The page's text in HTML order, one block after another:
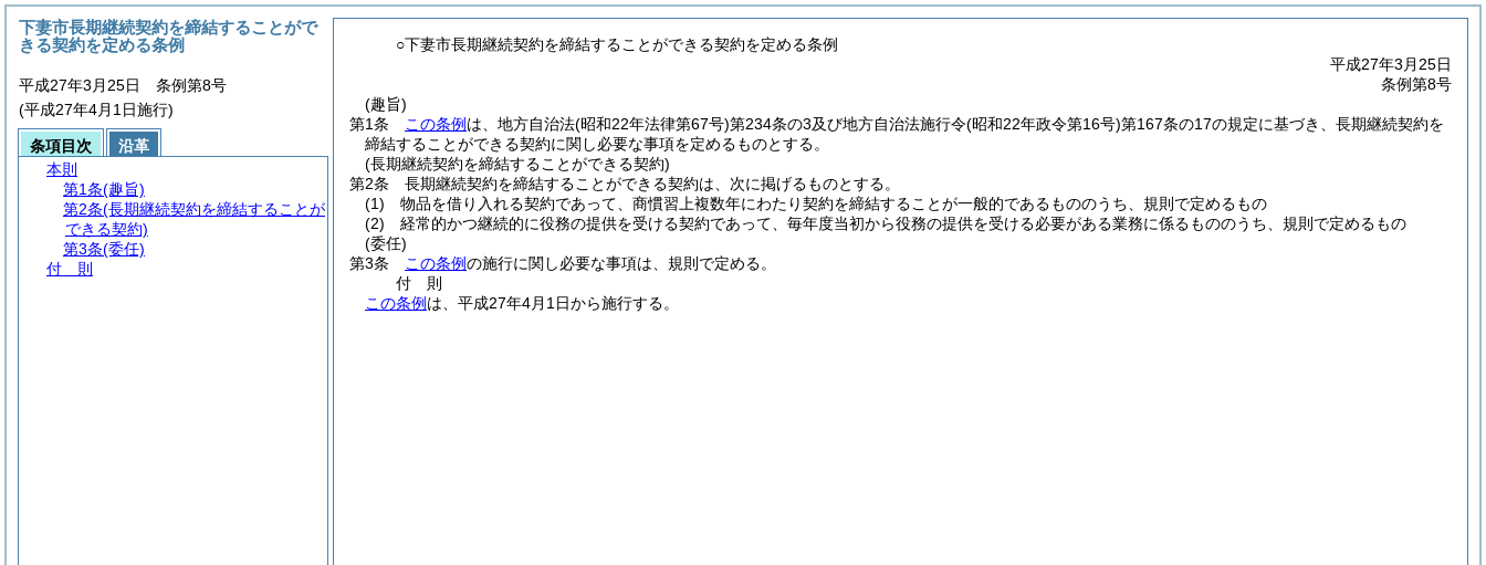
○下妻市長期継続契約を締結することができる契約を定める条例
平成27年3月25日
条例第8号
(趣旨)
第1条
この条例 は、地方自治法(昭和22年法律第67号)第234条の3及び地方自治法施行令(昭和22年政令第16号)第167条の17の規定に基づき、長期継続契約を
締結することができる契約に関し必要な事項を定めるものとする。
(長期継続契約を締結することができる契約)
第2条
長期継続契約を締結することができる契約は、次に掲げるものとする。
(1)
物品を借り入れる契約であって、商慣習上複数年にわたり契約を締結することが一般的であるもののうち、規則で定めるもの
(2)
経常的かつ継続的に役務の提供を受ける契約であって、毎年度当初から役務の提供を受ける必要がある業務に係るもののうち、規則で定めるもの
(委任)
第3条
この条例の施行に関し必要な事項は、規則で定める。
付 則
この条例 は、平成27年4月1日から施行する。
下妻市長期継続契約を締結することがで
きる契約を定める条例
平成27年3月25日 条例第8号
(平成27年4月1日施行)
条項目次
沿革
本則
第1条(趣旨)
第2条(長期継続契約を締結することが
できる契約)
第3条(委任)
付 則